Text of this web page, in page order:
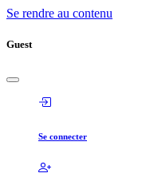
Se rendre au contenu
Guest
Se connecter